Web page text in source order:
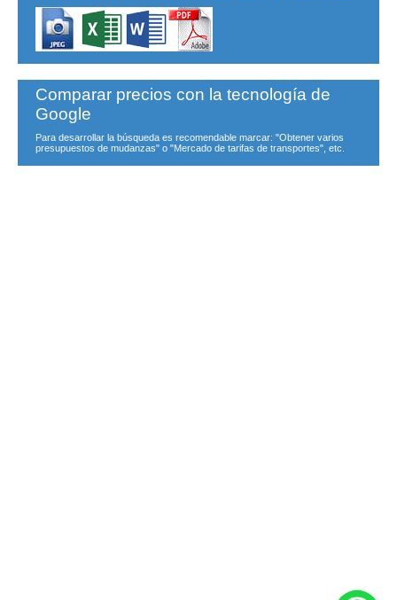
Comparar precios con la tecnología de
Google
Para desarrollar la búsqueda es recomendable marcar: "Obtener varios
presupuestos de mudanzas" o "Mercado de tarifas de transportes", etc.